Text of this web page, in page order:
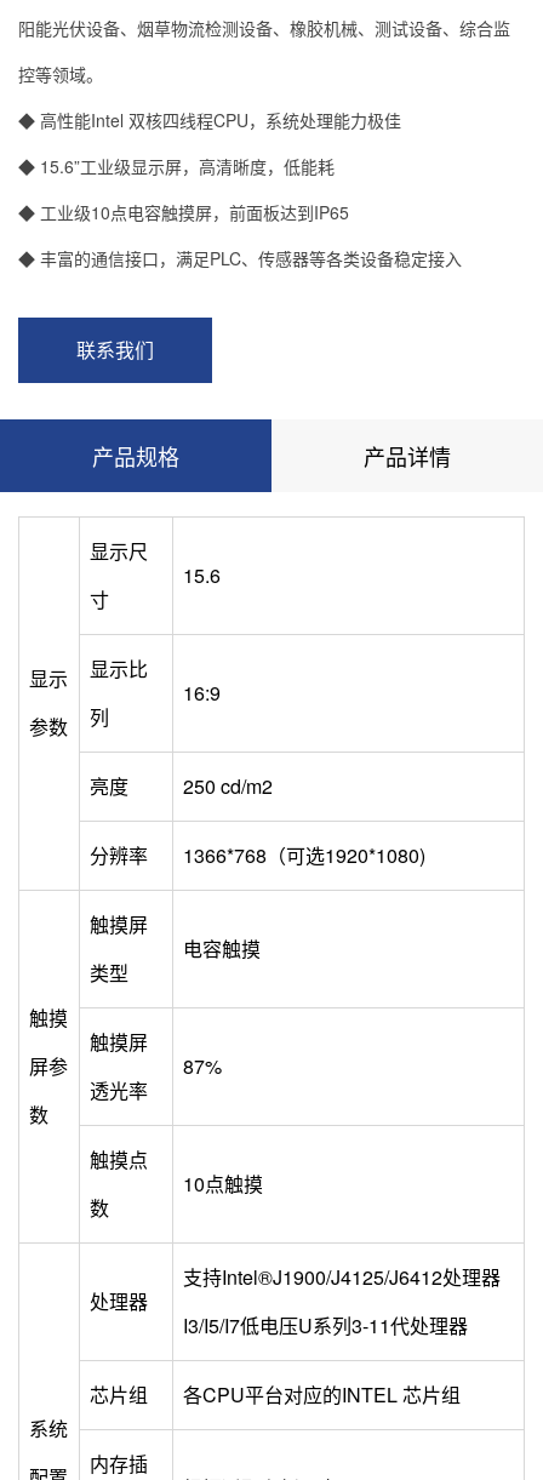
阳能光伏设备、烟草物流检测设备、橡胶机械、测试设备、综合监
控等领域。
◆ 高性能Intel 双核四线程CPU，系统处理能力极佳
◆ 15.6”工业级显示屏，高清晰度，低能耗
◆ 工业级10点电容触摸屏，前面板达到IP65
◆ 丰富的通信接口，满足PLC、传感器等各类设备稳定接入
联系我们
产品规格 产品详情
显示
参数
显示尺
寸
15.6
显示比
列
16:9
亮度 250 cd/m2
分辨率 1366*768（可选1920*1080)
触摸
屏参
数
触摸屏
类型
电容触摸
触摸屏
透光率
87%
触摸点
数
10点触摸
系统
处理器
支持Intel®J1900/J4125/J6412处理器
I3/I5/I7低电压U系列3-11代处理器
芯片组 各CPU平台对应的INTEL 芯片组
内存插